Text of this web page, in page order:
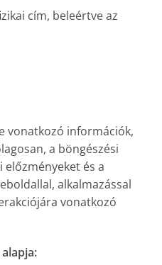
cím, beleértve az
vonatkozó információk,
a böngészési
előzményeket és a
alkalmazással
vonatkozó